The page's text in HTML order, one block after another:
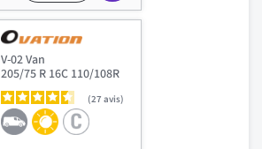
V-02 Van
205/75 R 16C 110/108R
27avis